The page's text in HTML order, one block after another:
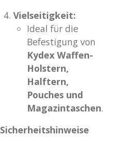
Vielseitigkeit:
Ideal für die
Befestigung von
Kydex Waffen-
Holstern,
Halftern,
Pouches und
Magazintaschen.
Sicherheitshinweise